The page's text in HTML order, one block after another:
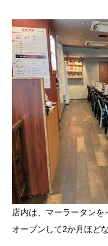
店内は、マーラータン
オープンして2か月ほど